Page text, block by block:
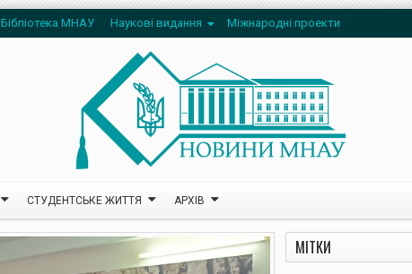
Бібліотека МНАУ Наукові видання Міжнародні проекти
СТУДЕНТСЬКЕ ЖИТТЯ АРХІВ
МІТКИ